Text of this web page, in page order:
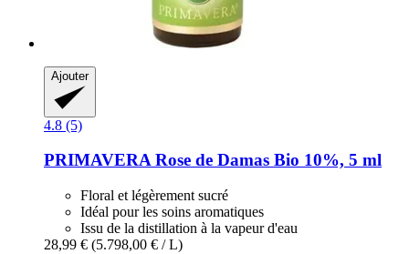
Ajouter
4.8 (5)
PRIMAVERARose de Damas Bio 10%, 5 ml
Floral et légèrement sucré
Idéal pour les soins aromatiques
Issu de la distillation à la vapeur d'eau
28,99 € (5.798,00 € / L)